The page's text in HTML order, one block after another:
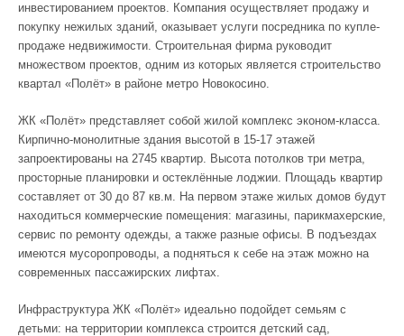
инвестированием проектов. Компания осуществляет продажу и
покупку нежилых зданий, оказывает услуги посредника по купле-
продаже недвижимости. Строительная фирма руководит
множеством проектов, одним из которых является строительство
квартал «Полёт» в районе метро Новокосино.
ЖК «Полёт» представляет собой жилой комплекс эконом-класса.
Кирпично-монолитные здания высотой в 15-17 этажей
запроектированы на 2745 квартир. Высота потолков три метра,
просторные планировки и остеклённые лоджии. Площадь квартир
составляет от 30 до 87 кв.м. На первом этаже жилых домов будут
находиться коммерческие помещения: магазины, парикмахерские,
сервис по ремонту одежды, а также разные офисы. В подъездах
имеются мусоропроводы, а подняться к себе на этаж можно на
современных пассажирских лифтах.
Инфраструктура ЖК «Полёт» идеально подойдет семьям с
детьми: на территории комплекса строится детский сад,